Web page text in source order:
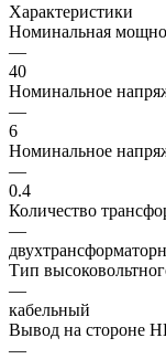
Характеристики
Номинальная
—
40
Номинальное
—
6
Номинальное
—
0.4
Количество
—
Тип
—
кабельный
Вывод на стороне
—